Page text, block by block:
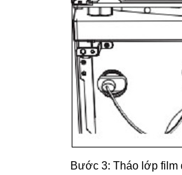
Bước 3: Tháo lớp film